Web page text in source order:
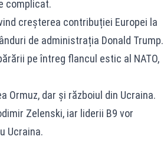
complicat.
creșterea contribuției Europei la
de administrația Donald Trump.
pe întreg flancul estic al NATO,
Ormuz, dar și războiul din Ucraina.
Zelenski, iar liderii B9 vor
Ucraina.